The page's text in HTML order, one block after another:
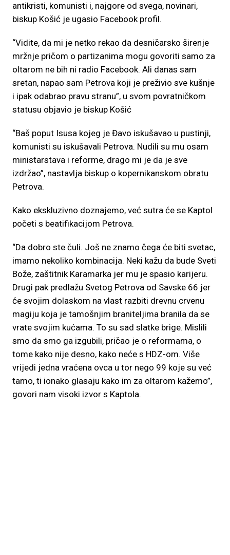
antikristi, komunisti i, najgore od svega, novinari,
biskup Košić je ugasio Facebook profil.
“Vidite, da mi je netko rekao da desničarsko širenje
mržnje pričom o partizanima mogu govoriti samo za
oltarom ne bih ni radio Facebook. Ali danas sam
sretan, napao sam Petrova koji je preživio sve kušnje
i ipak odabrao pravu stranu”, u svom povratničkom
statusu objavio je biskup Košić
“Baš poput Isusa kojeg je Đavo iskušavao u pustinji,
komunisti su iskušavali Petrova. Nudili su mu osam
ministarstava i reforme, drago mi je da je sve
izdržao”, nastavlja biskup o kopernikanskom obratu
Petrova.
Kako ekskluzivno doznajemo, već sutra će se Kaptol
početi s beatifikacijom Petrova.
“Da dobro ste čuli. Još ne znamo čega će biti svetac,
imamo nekoliko kombinacija. Neki kažu da bude Sveti
Bože, zaštitnik Karamarka jer mu je spasio karijeru.
Drugi pak predlažu Svetog Petrova od Savske 66 jer
će svojim dolaskom na vlast razbiti drevnu crvenu
magiju koja je tamošnjim braniteljima branila da se
vrate svojim kućama. To su sad slatke brige. Mislili
smo da smo ga izgubili, pričao je o reformama, o
tome kako nije desno, kako neće s HDZ-om. Više
vrijedi jedna vraćena ovca u tor nego 99 koje su već
tamo, ti ionako glasaju kako im za oltarom kažemo”,
govori nam visoki izvor s Kaptola.